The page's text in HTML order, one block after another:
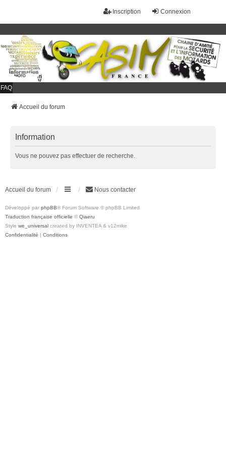
Connexion
Inscription
FAQ
Accueil du forum
Information
Vous ne pouvez pas effectuer de recherche.
Accueil du forum Nous contacter
Développé par phpBB® Forum Software © phpBB Limited
Traduction française officielle © Qiaeru
Style we_universal created by INVENTEA & v12mike
Confidentialité
Conditions